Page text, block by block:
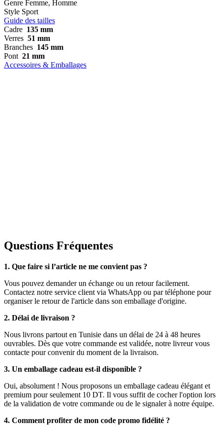
Genre Femme, Homme
Style Sport
Guide des tailles
Cadre 135 mm
Verres 51 mm
Branches 145 mm
Pont 21 mm
Accessoires & Emballages
Questions Fréquentes
1. Que faire si l’article ne me convient pas ?
Vous pouvez demander un échange ou un retour facilement.
Contactez notre service client via WhatsApp ou par téléphone pour
organiser le retour de l'article dans son emballage d'origine.
2. Délai de livraison ?
Nous livrons partout en Tunisie dans un délai de 24 à 48 heures
ouvrables. Dès que votre commande est validée, notre livreur vous
contacte pour convenir du moment de la livraison.
3. Un emballage cadeau est-il disponible ?
Oui, absolument ! Nous proposons un emballage cadeau élégant et
premium pour seulement 10 DT. Il vous suffit de cocher l'option lors
de la validation de votre commande ou de le signaler à notre équipe.
4. Comment profiter de mon code promo fidélité ?